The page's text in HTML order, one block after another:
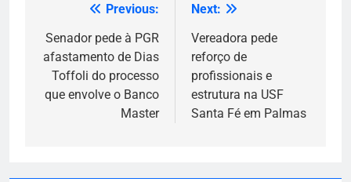
Navegação
de
Post
Previous:
Senador pede à PGR
afastamento de Dias
Toffoli do processo
que envolve o Banco
Master
Next:
Vereadora pede
reforço de
profissionais e
estrutura na USF
Santa Fé em Palmas